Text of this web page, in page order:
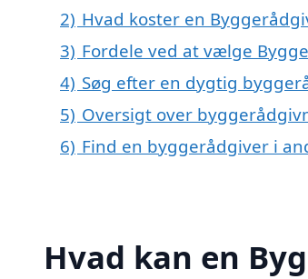
2) Hvad koster en
3) Fordele ved at vælge
4) Søg efter en dygtig
5) Oversigt over
6) Find en byggerådgiver i
Hvad kan en